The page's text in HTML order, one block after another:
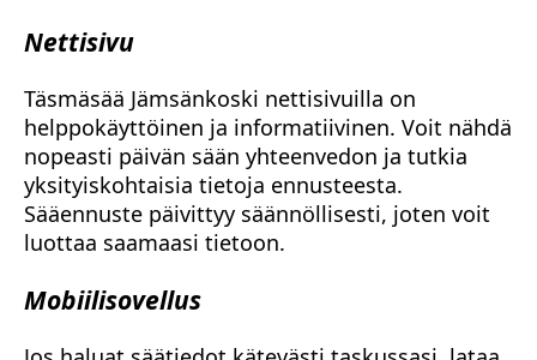
Nettisivu
Täsmäsää Jämsänkoski nettisivuilla on
helppokäyttöinen ja informatiivinen. Voit nähdä
nopeasti päivän sään yhteenvedon ja tutkia
yksityiskohtaisia tietoja ennusteesta.
Sääennuste päivittyy säännöllisesti, joten voit
luottaa saamaasi tietoon.
Mobiilisovellus